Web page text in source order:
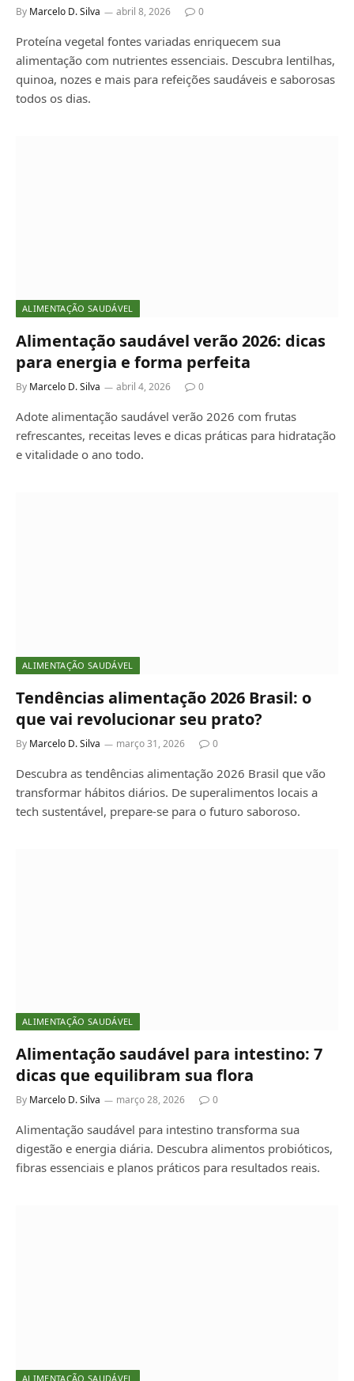
By Marcelo D. Silva abril 8, 2026 0
Proteína vegetal fontes variadas enriquecem sua
alimentação com nutrientes essenciais. Descubra lentilhas,
quinoa, nozes e mais para refeições saudáveis e saborosas
todos os dias.
ALIMENTAÇÃO SAUDÁVEL
Alimentação saudável verão 2026: dicas
para energia e forma perfeita
By Marcelo D. Silva abril 4, 2026 0
Adote alimentação saudável verão 2026 com frutas
refrescantes, receitas leves e dicas práticas para hidratação
e vitalidade o ano todo.
ALIMENTAÇÃO SAUDÁVEL
Tendências alimentação 2026 Brasil: o
que vai revolucionar seu prato?
By Marcelo D. Silva março 31, 2026 0
Descubra as tendências alimentação 2026 Brasil que vão
transformar hábitos diários. De superalimentos locais a
tech sustentável, prepare-se para o futuro saboroso.
ALIMENTAÇÃO SAUDÁVEL
Alimentação saudável para intestino: 7
dicas que equilibram sua flora
By Marcelo D. Silva março 28, 2026 0
Alimentação saudável para intestino transforma sua
digestão e energia diária. Descubra alimentos probióticos,
fibras essenciais e planos práticos para resultados reais.
ALIMENTAÇÃO SAUDÁVEL